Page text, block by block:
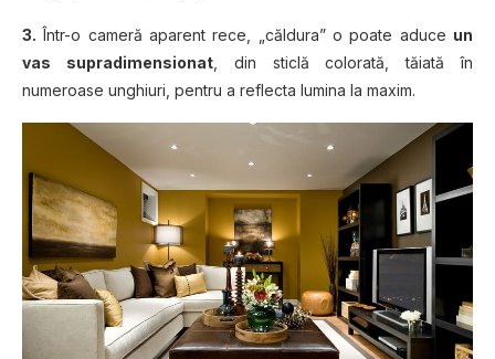
3. Într-o cameră aparent rece, „căldura” o poate aduce un
vas supradimensionat, din sticlă colorată, tăiată în
numeroase unghiuri, pentru a reflecta lumina la maxim.